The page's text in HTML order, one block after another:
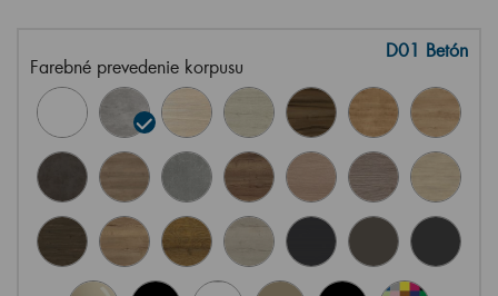
Farebné prevedenie korpusu
D01 Betón